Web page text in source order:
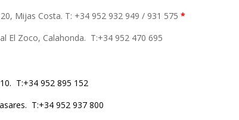
Mijas Costa. T: +34 952 932 949 / 931 575 *
El Zoco, Calahonda. T:+34 952 470 695
T:+34 952 895 152
T:+34 952 937 800